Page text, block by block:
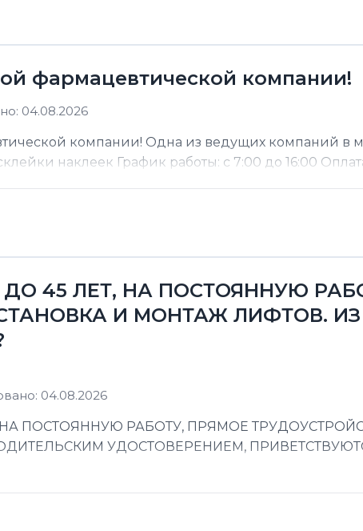
фармацевтической компании!
04.08.2026
компании! Одна из ведущих компаний в
наклеек График работы: с 7:00 до 16:00
45 ЛЕТ, НА ПОСТОЯННУЮ
И МОНТАЖ ЛИФТОВ.
04.08.2026
ПОСТОЯННУЮ РАБОТУ, ПРЯМОЕ
УДОСТОВЕРЕНИЕМ,